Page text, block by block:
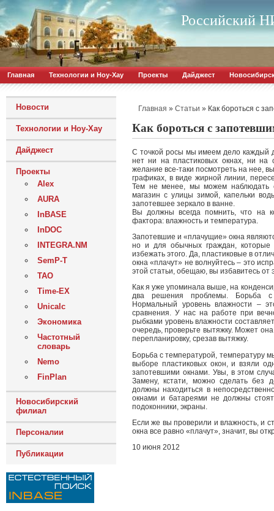
Российский
Главная Технологии и Ноу-Хау Проекты Дайджест
Новости
Технологии и Ноу-Хау
Дайджест
Проекты
Alex
AURA
InBASE
InDOC
INTEGRA.NM
SemP-T
ТАО
Time-EX
Unicalc
Экономика
Частотный
словарь
Nemo
FinPlan
Новосибирский
филиал
Персоналии
Публикации
Главная » Статьи » Как бороться с
Как бороться с
С точкой росы мы имеем дело каждый
нет ни на пластиковых окнах, ни на
желание все-таки посмотреть на нее,
графиках, в виде жирной линии,
Тем не менее, мы можем наблюдать
магазин с улицы зимой, капельки
запотевшее зеркало в ванне.
Вы должны всегда помнить, что на
фактора: влажность и температура.
Запотевшие и «плачущие» окна
но и для обычных граждан, которые
избежать этого. Да, пластиковые в
окна «плачут» не волнуйтесь – это
этой статьи, обещаю, вы избавитесь от
Как я уже упоминала выше, на
два решения проблемы. Борьба с
Нормальный уровень влажности –
сравнения. У нас на работе при
рыбками уровень влажности
очередь, проверьте вытяжку. Может
перепланировку, срезав вытяжку.
Борьба с температурой, температуру
выборе пластиковых окон, и взяли
запотевшими окнами. Увы, в этом
Замену, кстати, можно сделать без
должны находиться в
окнами и батареями не должны
подоконники, экраны.
Если же вы проверили и влажность, и
окна все равно «плачут», значит, вы
10 июня 2012